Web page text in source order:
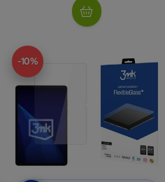
-10%